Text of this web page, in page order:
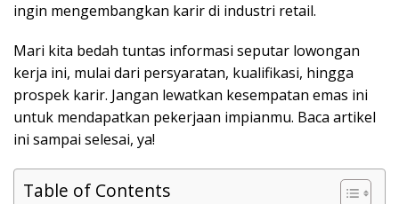
ingin mengembangkan karir di industri retail.
Mari kita bedah tuntas informasi seputar lowongan
kerja ini, mulai dari persyaratan, kualifikasi, hingga
prospek karir. Jangan lewatkan kesempatan emas ini
untuk mendapatkan pekerjaan impianmu. Baca artikel
ini sampai selesai, ya!
Table of Contents